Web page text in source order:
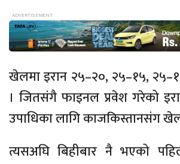
खेलमा इरान २५–२०, २५–१५,
। जितसंगै फाइनल प्रवेश गरेको
उपाधिका लागि काजकिस्तानसंग
त्यसअघि बिहीबार नै भएको